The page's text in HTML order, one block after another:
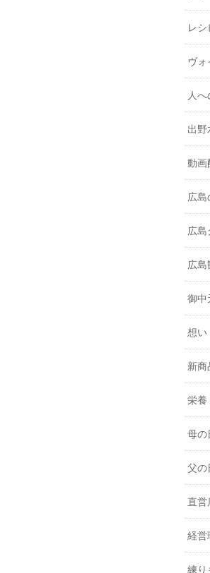
レシ
ヴォ
人
出野
動画
広島
広島
広島
御中
想い
新商
栄養
母の
父の
直営
経営
練り